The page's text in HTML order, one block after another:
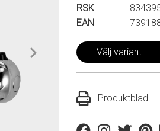
RSK
EAN
Välj variant
Produktblad